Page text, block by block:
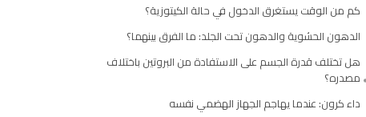
شارك
المقال
كم من الوقت يستغرق الدخول في حالة الكيتوزية؟
الدهون الحشوية والدهون تحت الجلد: ما الفرق بينهما؟
هل تختلف قدرة الجسم على الاستفادة من البروتين باختلاف
مصدره؟
داء كرون: عندما يهاجم الجهاز الهضمي نفسه